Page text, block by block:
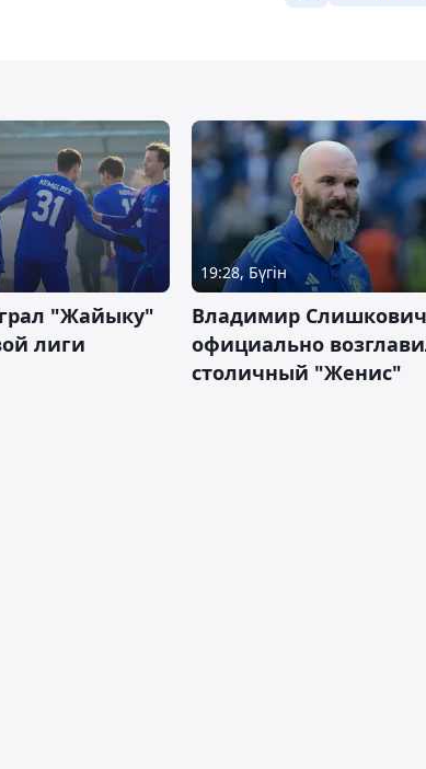
"Жайыку"
лиги
19:28, Бүгін
Владимир Слишкович
официально
столичный "Женис"